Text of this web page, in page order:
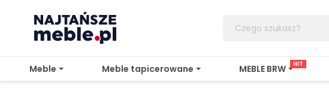
Meble Meble tapicerowane MEBLE BRW HIT